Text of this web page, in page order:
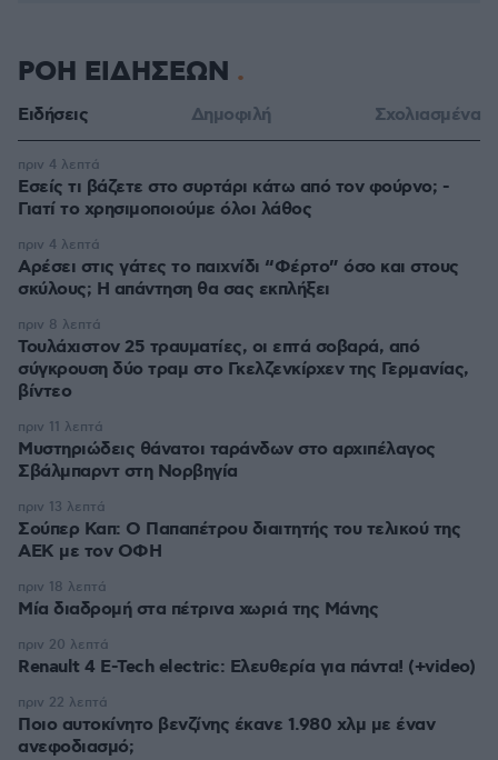
ΡΟΗ ΕΙΔΗΣΕΩΝ
Ειδήσεις Δημοφιλή Σχολιασμένα
Εσείς τι βάζετε στο συρτάρι κάτω από τον φούρνο; -
Γιατί το χρησιμοποιούμε όλοι λάθος
πριν 4 λεπτά
Αρέσει στις γάτες το παιχνίδι “Φέρτο” όσο και στους
σκύλους; Η απάντηση θα σας εκπλήξει
πριν 4 λεπτά
Τουλάχιστον 25 τραυματίες, οι επτά σοβαρά, από
σύγκρουση δύο τραμ στο Γκελζενκίρχεν της Γερμανίας,
βίντεο
πριν 8 λεπτά
Μυστηριώδεις θάνατοι ταράνδων στο αρχιπέλαγος
Σβάλμπαρντ στη Νορβηγία
πριν 11 λεπτά
Σούπερ Καπ: Ο Παπαπέτρου διαιτητής του τελικού της
ΑΕΚ με τον ΟΦΗ
πριν 13 λεπτά
Μία διαδρομή στα πέτρινα χωριά της Μάνης
πριν 18 λεπτά
Renault 4 E-Tech electric: Ελευθερία για πάντα! (+video)
πριν 20 λεπτά
Ποιο αυτοκίνητο βενζίνης έκανε 1.980 χλμ με έναν
ανεφοδιασμό;
πριν 22 λεπτά